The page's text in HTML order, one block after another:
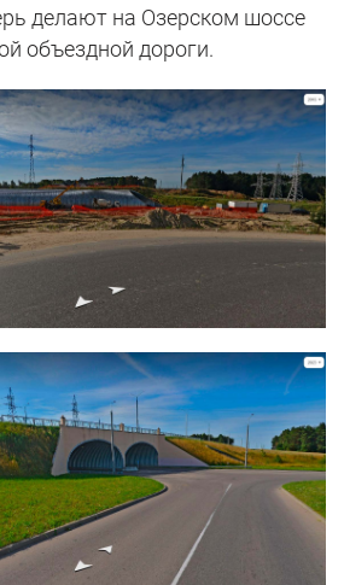
делают на Озерском шоссе
объездной дороги.